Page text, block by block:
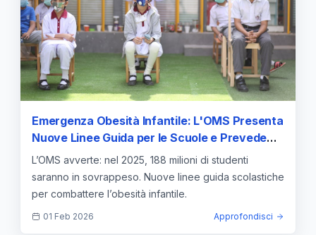
Emergenza Obesità Infantile: L'OMS Presenta
Nuove Linee Guida per le Scuole e Prevede
188 Milioni di Studenti in Sovrappeso nel 2025
L’OMS avverte: nel 2025, 188 milioni di studenti
saranno in sovrappeso. Nuove linee guida scolastiche
per combattere l’obesità infantile.
01 Feb 2026 Approfondisci